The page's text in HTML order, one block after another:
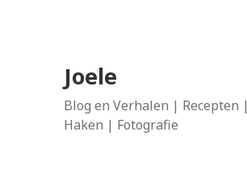
Joele
Blog en Verhalen | Recepten |
Haken | Fotografie